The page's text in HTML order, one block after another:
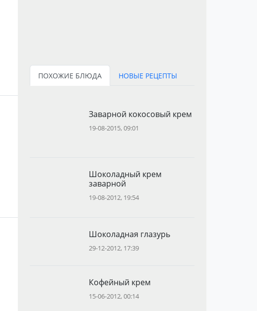
ПОХОЖИЕ БЛЮДА НОВЫЕ РЕЦЕПТЫ
Заварной кокосовый крем
19-08-2015, 09:01
Шоколадный крем
заварной
19-08-2012, 19:54
Шоколадная глазурь
29-12-2012, 17:39
Кофейный крем
15-06-2012, 00:14